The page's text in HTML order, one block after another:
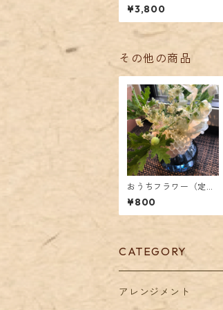
ラス フラワーベース
ネック
¥3,800
その他の商品
おうちフラワー（定期
便）
¥800
CATEGORY
アレンジメント